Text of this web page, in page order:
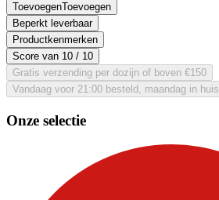
ToevoegenToevoegen
Beperkt leverbaar
Productkenmerken
Score van 10 / 10
Gratis verzending per dozijn of boven €150
Vandaag voor 21:00 besteld, maandag in huis
Onze selectie